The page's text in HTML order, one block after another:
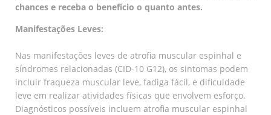
chances e receba o benefício o quanto antes.
Manifestações Leves:
Nas manifestações leves de atrofia muscular espinhal e
síndromes relacionadas (CID-10 G12), os sintomas podem
incluir fraqueza muscular leve, fadiga fácil, e dificuldade
leve em realizar atividades físicas que envolvem esforço.
Diagnósticos possíveis incluem atrofia muscular espinhal